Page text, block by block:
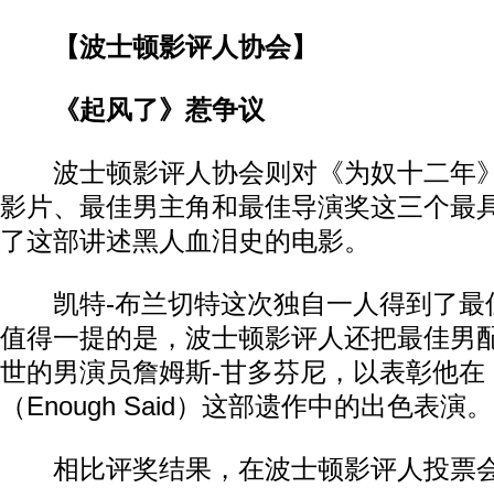
【波士顿影评人协会】
《起风了》惹争议
波士顿影评人协会则对《为奴十二年
影片、最佳男主角和最佳导演奖这三个最
了这部讲述黑人血泪史的电影。
凯特-布兰切特这次独自一人得到了最
值得一提的是，波士顿影评人还把最佳男
世的男演员詹姆斯-甘多芬尼，以表彰他在
（Enough Said）这部遗作中的出色表演。
相比评奖结果，在波士顿影评人投票